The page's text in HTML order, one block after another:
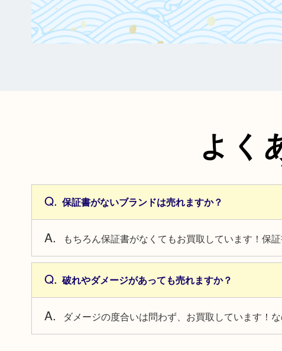
よく
保証書がないブランドは売れますか？
もちろん保証書がなくてもお買取しています！保
破れやダメージがあっても売れますか？
ダメージの度合いは問わず、お買取しています！